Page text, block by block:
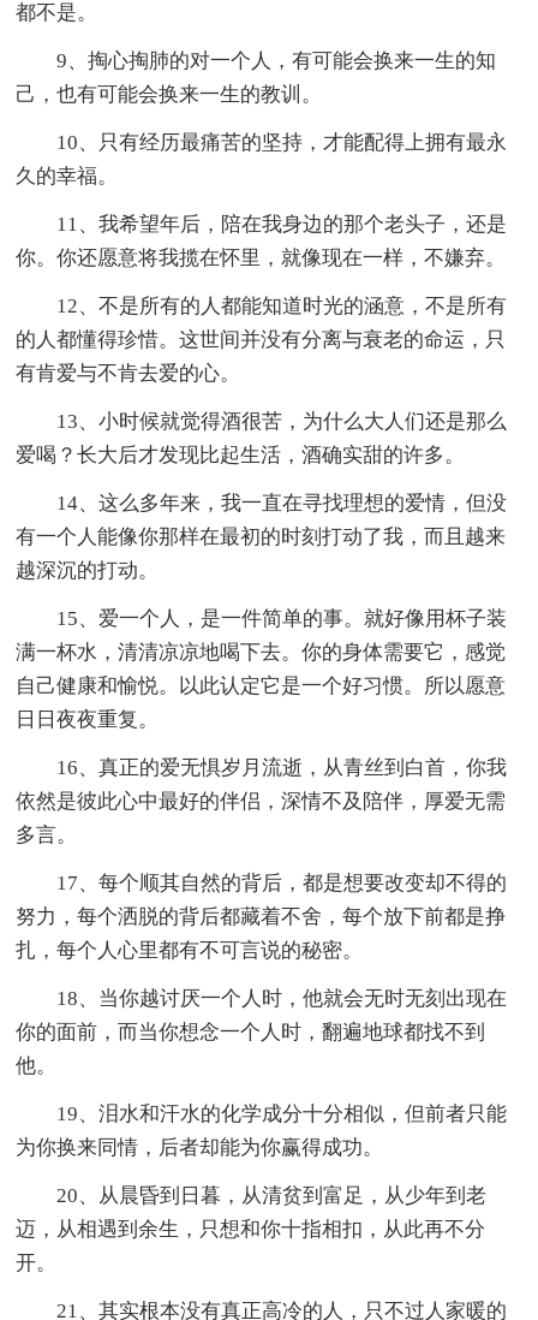
都不是。
9、掏心掏肺的对一个人，有可能会换来一生的知
己，也有可能会换来一生的教训。
10、只有经历最痛苦的坚持，才能配得上拥有最永
久的幸福。
11、我希望年后，陪在我身边的那个老头子，还是
你。你还愿意将我揽在怀里，就像现在一样，不嫌弃。
12、不是所有的人都能知道时光的涵意，不是所有
的人都懂得珍惜。这世间并没有分离与衰老的命运，只
有肯爱与不肯去爱的心。
13、小时候就觉得酒很苦，为什么大人们还是那么
爱喝？长大后才发现比起生活，酒确实甜的许多。
14、这么多年来，我一直在寻找理想的爱情，但没
有一个人能像你那样在最初的时刻打动了我，而且越来
越深沉的打动。
15、爱一个人，是一件简单的事。就好像用杯子装
满一杯水，清清凉凉地喝下去。你的身体需要它，感觉
自己健康和愉悦。以此认定它是一个好习惯。所以愿意
日日夜夜重复。
16、真正的爱无惧岁月流逝，从青丝到白首，你我
依然是彼此心中最好的伴侣，深情不及陪伴，厚爱无需
多言。
17、每个顺其自然的背后，都是想要改变却不得的
努力，每个洒脱的背后都藏着不舍，每个放下前都是挣
扎，每个人心里都有不可言说的秘密。
18、当你越讨厌一个人时，他就会无时无刻出现在
你的面前，而当你想念一个人时，翻遍地球都找不到
他。
19、泪水和汗水的化学成分十分相似，但前者只能
为你换来同情，后者却能为你赢得成功。
20、从晨昏到日暮，从清贫到富足，从少年到老
迈，从相遇到余生，只想和你十指相扣，从此再不分
开。
21、其实根本没有真正高冷的人，只不过人家暖的